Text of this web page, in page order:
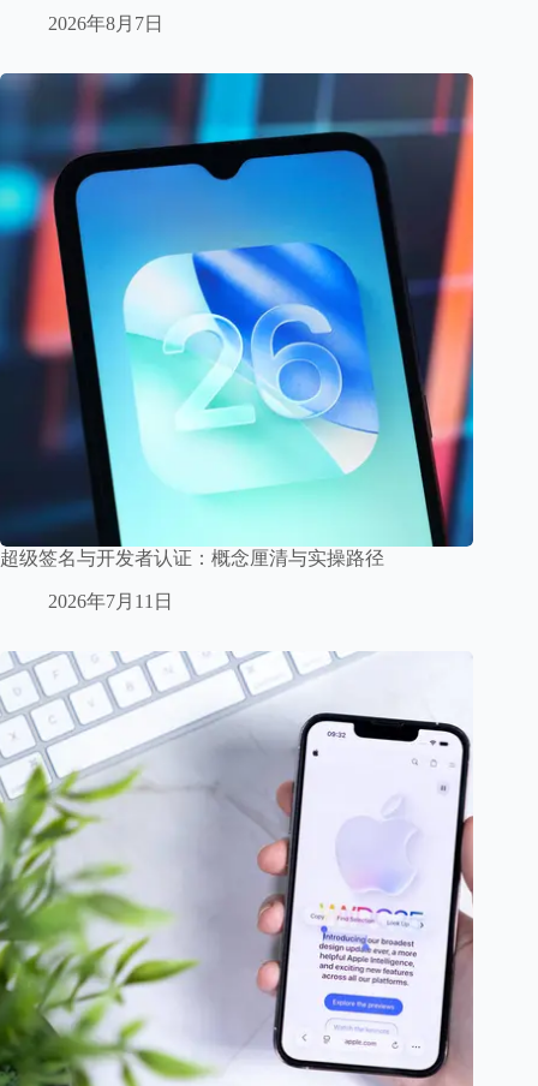
2026年8月7日
超级签名与开发者认证：概念厘清与实操路径
2026年7月11日